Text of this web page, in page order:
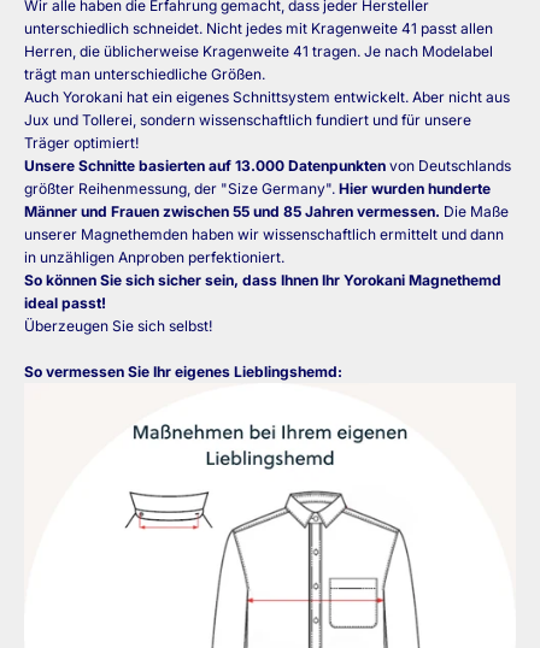
Wir alle haben die Erfahrung gemacht, dass jeder Hersteller
unterschiedlich schneidet. Nicht jedes mit Kragenweite 41 passt allen
Herren, die üblicherweise Kragenweite 41 tragen. Je nach Modelabel
trägt man unterschiedliche Größen.
Auch Yorokani hat ein eigenes Schnittsystem entwickelt. Aber nicht aus
Jux und Tollerei, sondern wissenschaftlich fundiert und für unsere
Träger optimiert!
Unsere Schnitte basierten auf 13.000 Datenpunkten von Deutschlands
größter Reihenmessung, der "Size Germany". Hier wurden hunderte
Männer und Frauen zwischen 55 und 85 Jahren vermessen. Die Maße
unserer Magnethemden haben wir wissenschaftlich ermittelt und dann
in unzähligen Anproben perfektioniert.
So können Sie sich sicher sein, dass Ihnen Ihr Yorokani Magnethemd
ideal passt!
Überzeugen Sie sich selbst!
So vermessen Sie Ihr eigenes Lieblingshemd: